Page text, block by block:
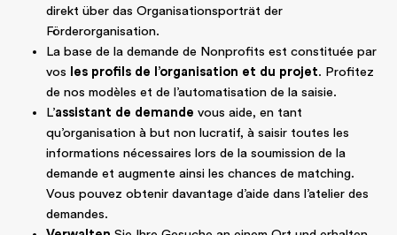
direkt über das Organisationsporträt der
Förderorganisation.
La base de la demande de Nonprofits est constituée par
vos
les profils de l’organisation et du projet. Profitez
de nos modèles et de l’automatisation de la saisie.
L’assistant de demande vous aide, en tant
qu’organisation à but non lucratif, à saisir toutes les
informations nécessaires lors de la soumission de la
demande et augmente ainsi les chances de matching.
Vous pouvez obtenir davantage d’aide dans l’atelier des
demandes.